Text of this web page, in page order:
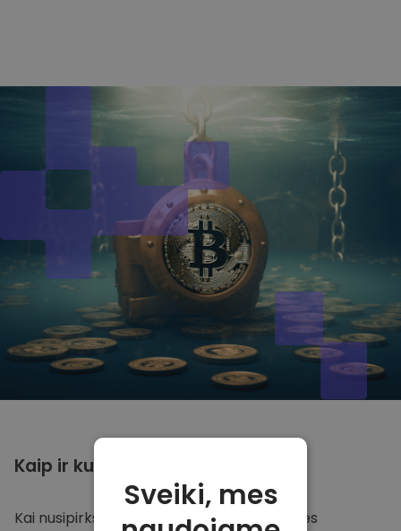
Kaip ir kur
Kai nusipirksite Kriptomat platformoje
, mes
Sveiki, mes